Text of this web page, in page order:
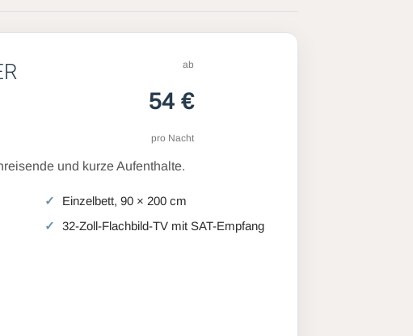
ab
54 €
pro Nacht
und kurze Aufenthalte.
Einzelbett, 90 × 200 cm
32-Zoll-Flachbild-TV mit SAT-Empfang